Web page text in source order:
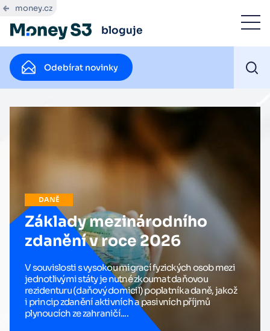
money.cz
bloguje
Odebírat novinky
DANĚ
Základy mezinárodního
zdanění v roce 2026
V souvislosti s vysokou migrací fyzických osob mezi
jednotlivými státy je nutné zkoumat daňovou
rezidenturu (daňový domicil) poplatníka daně, jakož
i princip zdanění aktivních a pasivních příjmů
plynoucích ze zahraničí....